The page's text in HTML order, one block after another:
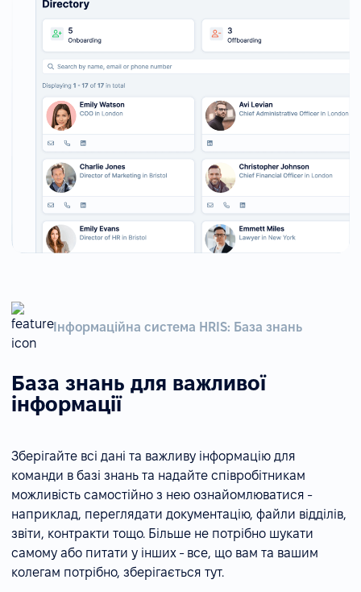
Інформаційна система HRIS: База знань
База знань для важливої
інформації
Зберігайте всі дані та важливу інформацію для
команди в базі знань та надайте співробітникам
можливість самостійно з нею ознайомлюватися -
наприклад, переглядати документацію, файли відділів,
звіти, контракти тощо. Більше не потрібно шукати
самому або питати у інших - все, що вам та вашим
колегам потрібно, зберігається тут.